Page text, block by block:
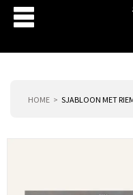
HOME SJABLOON MET